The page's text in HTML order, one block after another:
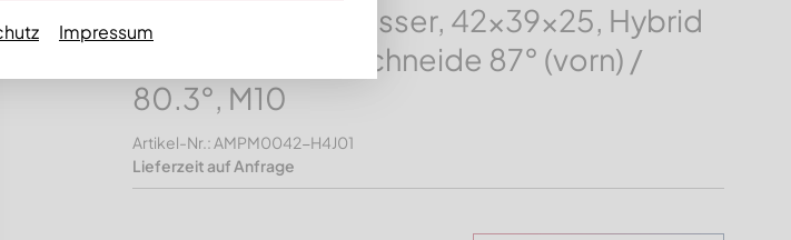
Agglomeratormesser, 42x39x25, Hybrid
Line, Hartmetallschneide 87° (vorn) /
80.3°, M10
Artikel-Nr.: AMPM0042-H4J01
Lieferzeit auf Anfrage
Impressum